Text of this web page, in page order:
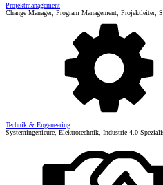
Projektmanagement
Change Manager, Program Management, Projektleiter,
Technik & Engeneering
Systemingenieure, Elektrotechnik, Industrie 4.0